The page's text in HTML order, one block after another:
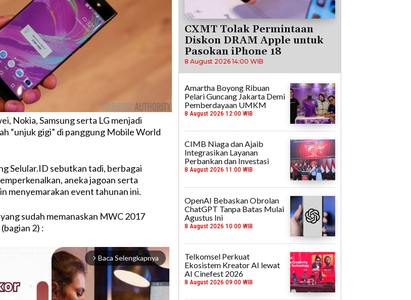
Nokia, Samsung serta LG menjadi
“unjuk gigi” di panggung Mobile World
Selular.ID sebutkan tadi, berbagai
aneka jagoan serta
menyemarakan event tahunan ini.
sudah memanaskan MWC 2017
2) :
arrow_forward_ios Baca Selengkapnya
CXMT Tolak Permintaan
Diskon DRAM Apple untuk
Pasokan iPhone 18
8 August 2026 14:00 WIB
Amartha Boyong Ribuan
Pelari Guncang Jakarta Demi
Pemberdayaan UMKM
8 August 2026 12:00 WIB
CIMB Niaga dan Ajaib
Integrasikan Layanan
Perbankan dan Investasi
8 August 2026 11:00 WIB
OpenAI Bebaskan Obrolan
ChatGPT Tanpa Batas Mulai
Agustus Ini
8 August 2026 10:00 WIB
Telkomsel Perkuat
Ekosistem Kreator AI lewat
AI Cinefest 2026
8 August 2026 09:00 WIB